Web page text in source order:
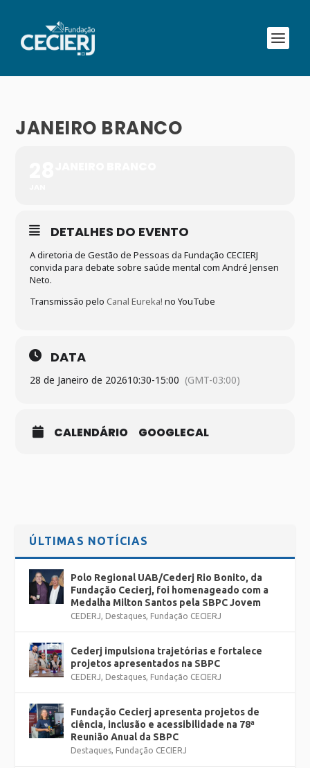
JANEIRO BRANCO
DETALHES DO EVENTO
A diretoria de Gestão de Pessoas da Fundação CECIERJ
convida para debate sobre saúde mental com André Jensen
Neto.
Transmissão peloCanal Eureka! no YouTube
DATA
28 de Janeiro de 202610:30-15:00 (GMT-03:00)
CALENDÁRIO GOOGLECAL
ÚLTIMAS NOTÍCIAS
Polo Regional UAB/Cederj Rio Bonito, da
Fundação Cecierj, foi homenageado com a
Medalha Milton Santos pela SBPC Jovem
CEDERJ, Destaques, Fundação CECIERJ
Cederj impulsiona trajetórias e fortalece
projetos apresentados na SBPC
CEDERJ, Destaques, Fundação CECIERJ
Fundação Cecierj apresenta projetos de
ciência, inclusão e acessibilidade na 78ª
Reunião Anual da SBPC
Destaques, Fundação CECIERJ